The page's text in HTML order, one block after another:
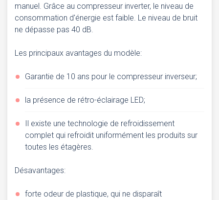
manuel. Grâce au compresseur inverter, le niveau de
consommation d'énergie est faible. Le niveau de bruit
ne dépasse pas 40 dB.
Les principaux avantages du modèle:
Garantie de 10 ans pour le compresseur inverseur;
la présence de rétro-éclairage LED;
Il existe une technologie de refroidissement
complet qui refroidit uniformément les produits sur
toutes les étagères.
Désavantages:
forte odeur de plastique, qui ne disparaît